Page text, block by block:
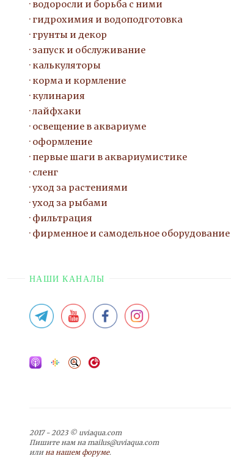
водоросли и борьба с ними
гидрохимия и водоподготовка
грунты и декор
запуск и обслуживание
калькуляторы
корма и кормление
кулинария
лайфхаки
освещение в аквариуме
оформление
первые шаги в аквариумистике
сленг
уход за растениями
уход за рыбами
фильтрация
фирменное и самодельное оборудование
НАШИ КАНАЛЫ
2017 - 2023 © uviaqua.com
Пишите нам на mailus@uviaqua.com
илина нашем форуме.